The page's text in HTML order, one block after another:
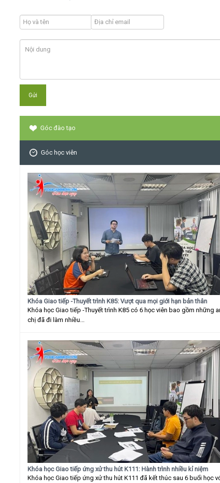
Góc đào tạo
Góc học viên
Khóa Giao tiếp -Thuyết trình K85: Vượt qua mọi giới hạn bản thân
Khóa học Giao tiếp -Thuyết trình K85 có 6 học viên bao gồm những
chị đã đi làm nhiều...
Khóa học Giao tiếp ứng xử thu hút K111: Hành trình nhiều kỉ niệm
Khóa học Giao tiếp ứng xử thu hút K111 đã kết thúc sau 6 buổi học